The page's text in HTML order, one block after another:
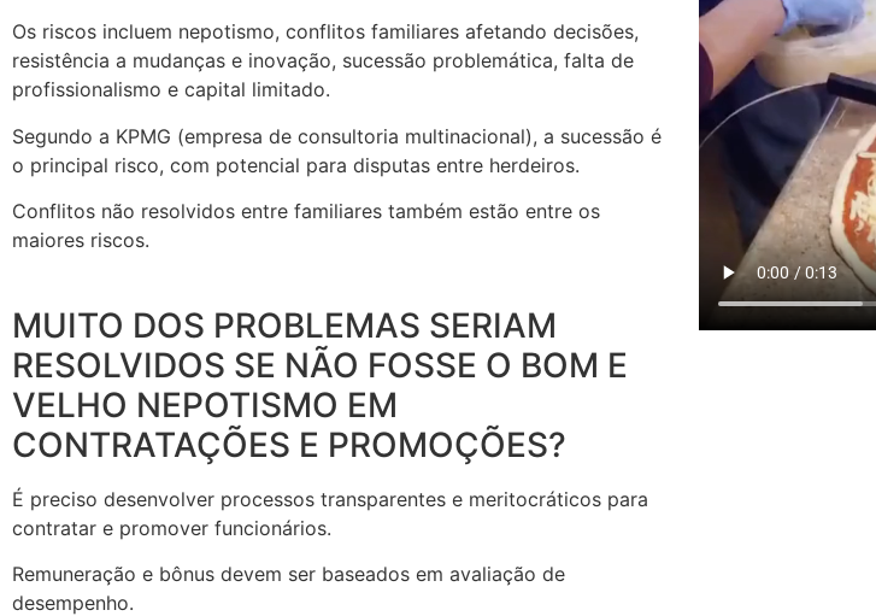
Os riscos incluem nepotismo, conflitos familiares afetando decisões,
resistência a mudanças e inovação, sucessão problemática, falta de
profissionalismo e capital limitado.
Segundo a KPMG (empresa de consultoria multinacional), a sucessão é
o principal risco, com potencial para disputas entre herdeiros.
Conflitos não resolvidos entre familiares também estão entre os
maiores riscos.
MUITO DOS PROBLEMAS SERIAM
RESOLVIDOS SE NÃO FOSSE O BOM E
VELHO NEPOTISMO EM
CONTRATAÇÕES E PROMOÇÕES?
É preciso desenvolver processos transparentes e meritocráticos para
contratar e promover funcionários.
Remuneração e bônus devem ser baseados em avaliação de
desempenho.